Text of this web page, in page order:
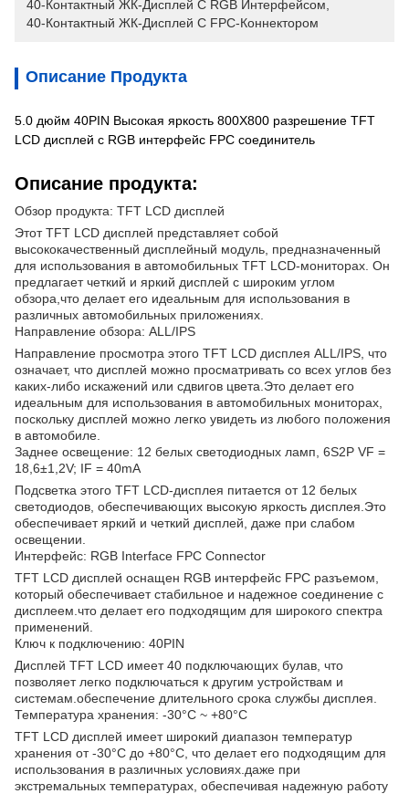
40-Контактный ЖК-Дисплей С RGB Интерфейсом
40-Контактный ЖК-Дисплей С FPC-Коннектором
Описание Продукта
5.0 дюйм 40PIN Высокая яркость 800X800 разрешение TFT
LCD дисплей с RGB интерфейс FPC соединитель
Описание продукта:
Обзор продукта: TFT LCD дисплей
Этот TFT LCD дисплей представляет собой
высококачественный дисплейный модуль, предназначенный
для использования в автомобильных TFT LCD-мониторах. Он
предлагает четкий и яркий дисплей с широким углом
обзора,что делает его идеальным для использования в
различных автомобильных приложениях.
Направление обзора: ALL/IPS
Направление просмотра этого TFT LCD дисплея ALL/IPS, что
означает, что дисплей можно просматривать со всех углов без
каких-либо искажений или сдвигов цвета.Это делает его
идеальным для использования в автомобильных мониторах,
поскольку дисплей можно легко увидеть из любого положения
в автомобиле.
Заднее освещение: 12 белых светодиодных ламп, 6S2P VF =
18,6±1,2V; IF = 40mA
Подсветка этого TFT LCD-дисплея питается от 12 белых
светодиодов, обеспечивающих высокую яркость дисплея.Это
обеспечивает яркий и четкий дисплей, даже при слабом
освещении.
Интерфейс: RGB Interface FPC Connector
TFT LCD дисплей оснащен RGB интерфейс FPC разъемом,
который обеспечивает стабильное и надежное соединение с
дисплеем.что делает его подходящим для широкого спектра
применений.
Ключ к подключению: 40PIN
Дисплей TFT LCD имеет 40 подключающих булав, что
позволяет легко подключаться к другим устройствам и
системам.обеспечение длительного срока службы дисплея.
Температура хранения: -30°C ~ +80°C
TFT LCD дисплей имеет широкий диапазон температур
хранения от -30°C до +80°C, что делает его подходящим для
использования в различных условиях.даже при
экстремальных температурах, обеспечивая надежную работу